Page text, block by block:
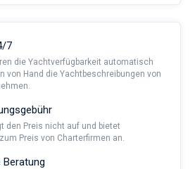
7
die Yachtverfügbarkeit automatisch
von Hand die Yachtbeschreibungen von
den Preis nicht auf und bietet
Preis von Charterfirmen an.